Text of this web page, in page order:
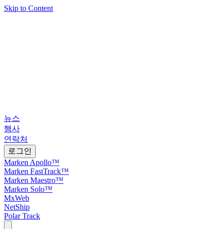
Skip to Content
뉴스
행사
연락처
로그인
Marken Apollo™
Marken FastTrack™
Marken Maestro™
Marken Solo™
MxWeb
NetShip
Polar Track